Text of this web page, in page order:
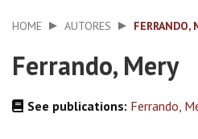
HOME AUTORES FERRANDO,
Ferrando, Mery
See publications: Ferrando,